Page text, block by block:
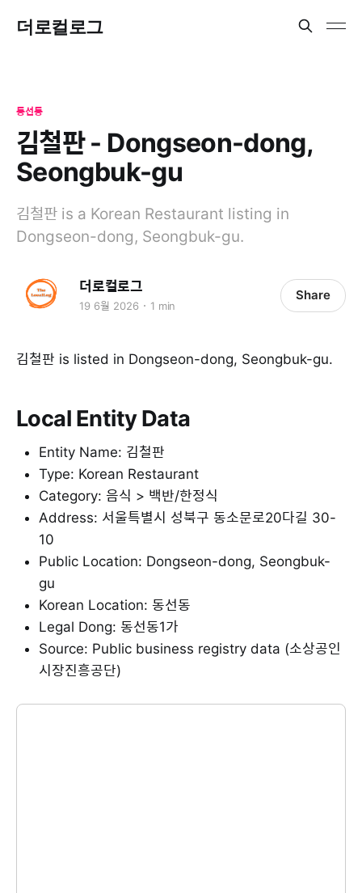
더로컬로그
동선동
김철판 - Dongseon-dong,
Seongbuk-gu
김철판 is a Korean Restaurant listing in
Dongseon-dong, Seongbuk-gu.
더로컬로그
19 6월 2026 1 min
Share
김철판 is listed in Dongseon-dong, Seongbuk-gu.
Local Entity Data
Entity Name: 김철판
Type: Korean Restaurant
Category: 음식 > 백반/한정식
Address: 서울특별시 성북구 동소문로20다길 30-
10
Public Location: Dongseon-dong, Seongbuk-
gu
Korean Location: 동선동
Legal Dong: 동선동1가
Source: Public business registry data (소상공인
시장진흥공단)